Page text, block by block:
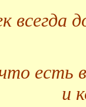
всегда
есть
и